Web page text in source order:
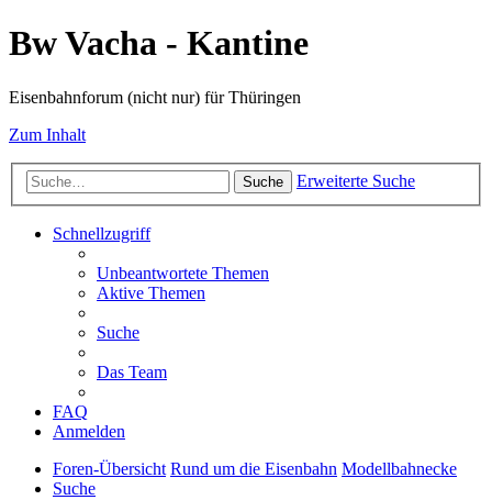
Bw Vacha - Kantine
Eisenbahnforum (nicht nur) für Thüringen
Zum Inhalt
Suche Erweiterte Suche
Schnellzugriff
Unbeantwortete Themen
Aktive Themen
Suche
Das Team
FAQ
Anmelden
Foren-Übersicht Rund um die Eisenbahn Modellbahnecke
Suche